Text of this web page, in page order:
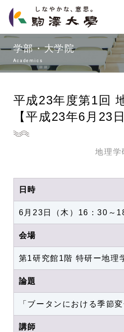
学部・大学院
Academics
平成23年度第1回
【平成23年6月23
地理学
日時
6月23日（木）16：30～
会場
第1研究館1階 特研ー地理
論題
「ブータンにおける季節
講師